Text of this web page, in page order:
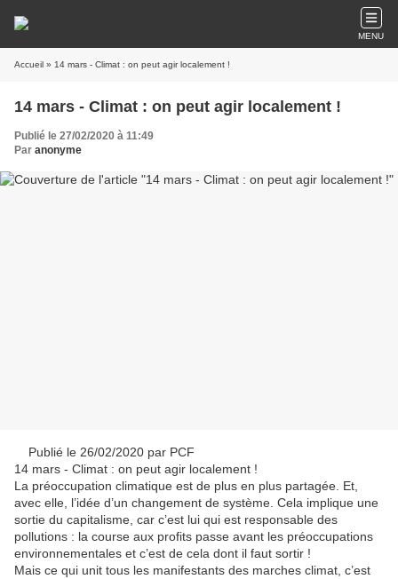
MENU
Accueil » 14 mars - Climat : on peut agir localement !
14 mars - Climat : on peut agir localement !
Publié le 27/02/2020 à 11:49
Par anonyme
Publié le 26/02/2020 par PCF
14 mars - Climat : on peut agir localement !
La préoccupation climatique est de plus en plus partagée. Et,
avec elle, l’idée d’un changement de système. Cela implique une
sortie du capitalisme, car c’est lui qui est responsable des
pollutions : la course aux profits passe avant les préoccupations
environnementales et c’est de cela dont il faut sortir !
Mais ce qui unit tous les manifestants des marches climat, c’est